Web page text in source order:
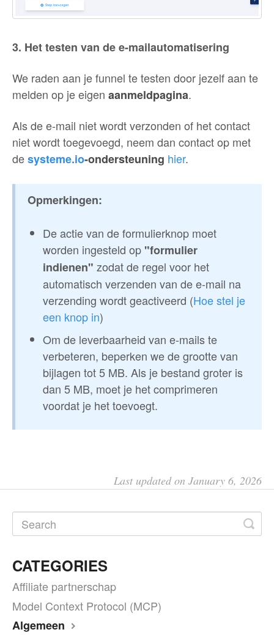
3. Het testen van de e-mailautomatisering
We raden aan je funnel te testen door jezelf aan te
melden op je eigen aanmeldpagina.
Als de e-mail niet wordt verzonden of het contact
niet wordt toegevoegd, neem dan contact op met
desysteme.io-ondersteuning hier.
Opmerkingen:
De actie van de formulierknop moet
worden ingesteld op "formulier
indienen" zodat de regel voor het
automatisch verzenden van de e-mail na
verzending wordt geactiveerd (Hoe stel je
een knop in)
Om de leverbaarheid van e-mails te
verbeteren, beperken we de grootte van
bijlagen tot 5 MB. Als je bestand groter is
dan 5 MB, moet je het comprimeren
voordat je het toevoegt.
Last updated on January 6, 2026
CATEGORIES
Affiliate partnerschap
Model Context Protocol (MCP)
Algemeen